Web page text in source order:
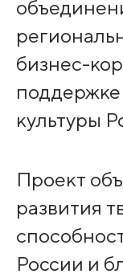
бизнес-
культуры
Проект
развития
России и